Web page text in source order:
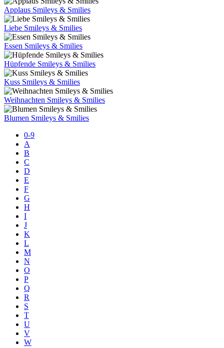
Applaus Smileys & Smilies
Liebe Smileys & Smilies
Essen Smileys & Smilies
Hüpfende Smileys & Smilies
Kuss Smileys & Smilies
Weihnachten Smileys & Smilies
Blumen Smileys & Smilies
0-9
A
B
C
D
E
F
G
H
I
J
K
L
M
N
O
P
Q
R
S
T
U
V
W